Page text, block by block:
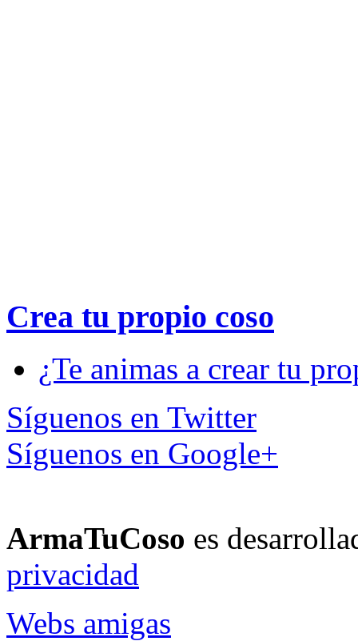
Crea tu propio coso
¿Te animas a crear tu
Síguenos en Twitter
Síguenos en Google+
ArmaTuCoso es
privacidad
Webs amigas